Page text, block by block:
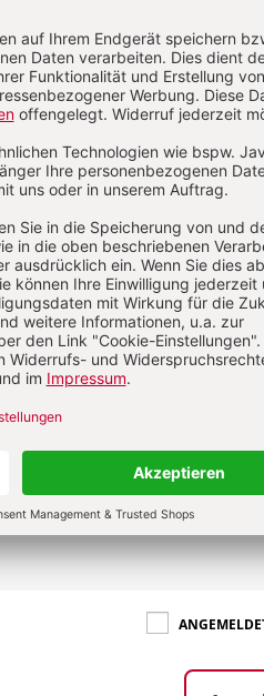
ALS GAST KOMMENTIEREN